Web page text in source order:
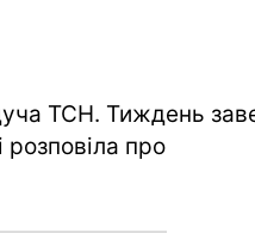
ТСН. Тиждень
розповіла про